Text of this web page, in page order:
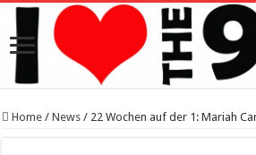
Home / News / 22 Wochen auf der 1: Mariah